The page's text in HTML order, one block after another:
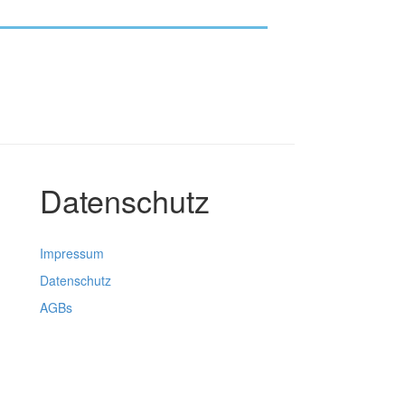
Datenschutz
Impressum
Datenschutz
AGBs